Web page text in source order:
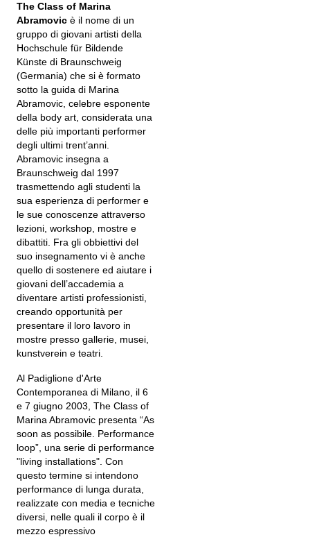
The Class of Marina
Abramovic è il nome di un
gruppo di giovani artisti della
Hochschule für Bildende
Künste di Braunschweig
(Germania) che si è formato
sotto la guida di Marina
Abramovic, celebre esponente
della body art, considerata una
delle più importanti performer
degli ultimi trent’anni.
Abramovic insegna a
Braunschweig dal 1997
trasmettendo agli studenti la
sua esperienza di performer e
le sue conoscenze attraverso
lezioni, workshop, mostre e
dibattiti. Fra gli obbiettivi del
suo insegnamento vi è anche
quello di sostenere ed aiutare i
giovani dell’accademia a
diventare artisti professionisti,
creando opportunità per
presentare il loro lavoro in
mostre presso gallerie, musei,
kunstverein e teatri.
Al Padiglione d'Arte
Contemporanea di Milano, il 6
e 7 giugno 2003, The Class of
Marina Abramovic presenta “As
soon as possibile. Performance
loop”, una serie di performance
"living installations". Con
questo termine si intendono
performance di lunga durata,
realizzate con media e tecniche
diversi, nelle quali il corpo è il
mezzo espressivo